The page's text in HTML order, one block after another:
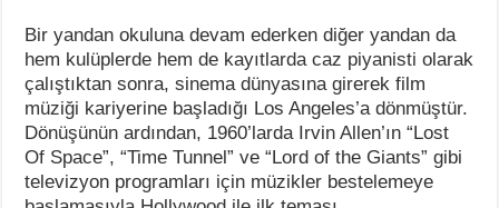
Bir yandan okuluna devam ederken diğer yandan da
hem kulüplerde hem de kayıtlarda caz piyanisti olarak
çalıştıktan sonra, sinema dünyasına girerek film
müziği kariyerine başladığı Los Angeles’a dönmüştür.
Dönüşünün ardından, 1960’larda Irvin Allen’ın “Lost
Of Space”, “Time Tunnel” ve “Lord of the Giants” gibi
televizyon programları için müzikler bestelemeye